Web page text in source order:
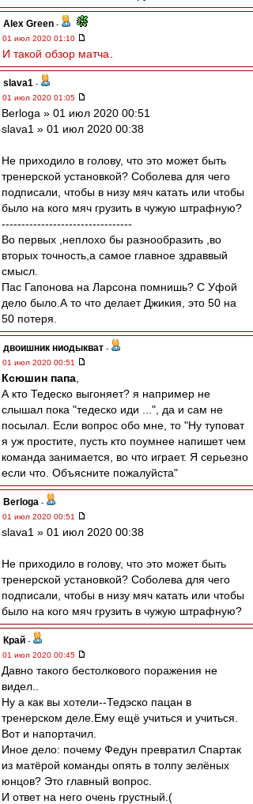
Alex Green -
01 июл 2020 01:10
И такой обзор матча
slava1 -
01 июл 2020 01:05
Berloga » 01 июл 2020 00:51
slava1 » 01 июл 2020 00:38
Не приходило в голову, что это может быть
тренерской установкой? Соболева для чего
подписали, чтобы в низу мяч катать или чтобы
было на кого мяч грузить в чужую штрафную?
---------------------------------
Во первых ,неплохо бы разнообразить ,во
вторых точность,а самое главное здраввый
смысл.
Пас Гапонова на Ларсона помнишь? С Уфой
дело было.А то что делает Джикия, это 50 на
50 потеря.
двоишник ниодыкват -
01 июл 2020 00:51
Ксюшин папа
А кто Тедеско выгоняет? я например не
слышал пока "тедеско иди ...", да и сам не
посылал. Если вопрос обо мне, то "Ну туповат
я уж простите, пусть кто поумнее напишет чем
команда занимается, во что играет. Я серьезно
если что. Объясните пожалуйста"
Berloga -
01 июл 2020 00:51
slava1 » 01 июл 2020 00:38
Не приходило в голову, что это может быть
тренерской установкой? Соболева для чего
подписали, чтобы в низу мяч катать или чтобы
было на кого мяч грузить в чужую штрафную?
Край -
01 июл 2020 00:45
Давно такого бестолкового поражения не
видел..
Ну а как вы хотели--Тедэско пацан в
тренерском деле.Ему ещё учиться и учиться.
Вот и напортачил.
Иное дело: почему Федун превратил Спартак
из матёрой команды опять в толпу зелёных
юнцов? Это главный вопрос.
И ответ на него очень грустный.(